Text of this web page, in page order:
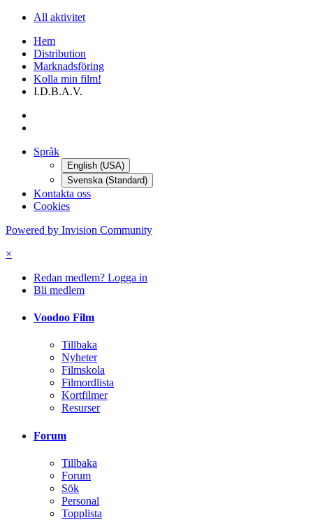
All aktivitet
Hem
Distribution
Marknadsföring
Kolla min film!
I.D.B.A.V.
Språk
English (USA)
Svenska (Standard)
Kontakta oss
Cookies
Powered by Invision Community
×
Redan medlem? Logga in
Bli medlem
Voodoo Film
Tillbaka
Nyheter
Filmskola
Filmordlista
Kortfilmer
Resurser
Forum
Tillbaka
Forum
Sök
Personal
Topplista